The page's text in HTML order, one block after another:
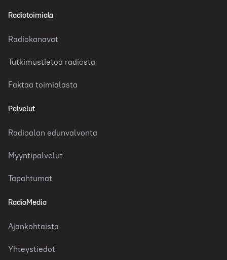
Radiotoimiala
Radiokanavat
Tutkimustietoa radiosta
Faktaa toimialasta
Palvelut
Radioalan edunvalvonta
Myyntipalvelut
Tapahtumat
RadioMedia
Ajankohtaista
Yhteystiedot